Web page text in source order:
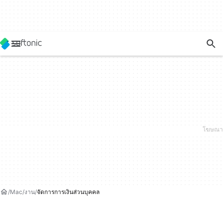
Mac งาน จัดการการเงินส่วนบุคคล